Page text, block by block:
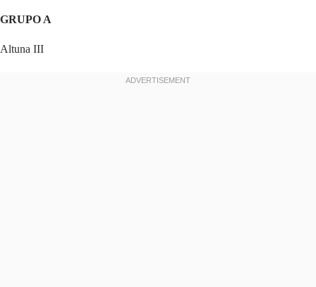
GRUPO A
Altuna III